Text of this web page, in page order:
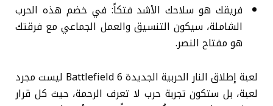
فريقك هو سلاحك الأشد فتكاً: في خضم هذه الحرب
الشاملة، سيكون التنسيق والعمل الجماعي مع فرقتك
هو مفتاح النصر.
لعبة إطلاق النار الحربية الجديدة Battlefield 6 ليست مجرد
لعبة، بل ستكون تجربة حرب لا تعرف الرحمة، حيث كل قرار